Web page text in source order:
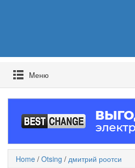
Mеню
Home / Otsing / дмитрий роотси